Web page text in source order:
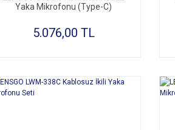
Yaka Mikrofonu (Type-C)
5.076,00 TL